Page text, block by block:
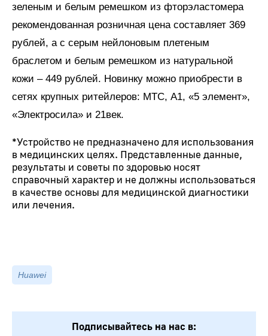
зеленым и белым ремешком из фторэластомера
рекомендованная розничная цена составляет 369
рублей, а с серым нейлоновым плетеным
браслетом и белым ремешком из натуральной
кожи – 449 рублей. Новинку можно приобрести в
сетях крупных ритейлеров: МТС, А1, «5 элемент»,
«Электросила» и 21век.
*Устройство не предназначено для использования
в медицинских целях. Представленные данные,
результаты и советы по здоровью носят
справочный характер и не должны использоваться
в качестве основы для медицинской диагностики
или лечения.
Huawei
Подписывайтесь на нас в: